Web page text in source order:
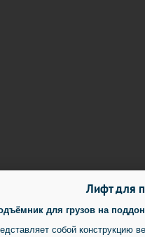
Лифт для
для грузов на
собой конструкцию